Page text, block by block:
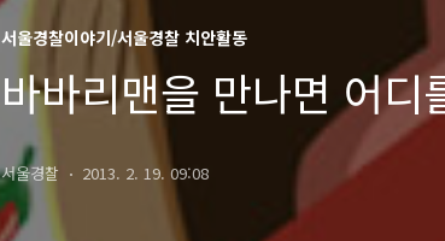
서울경찰이야기/서울경찰 치안활동
바바리맨을 만나면 어디
서울경찰 2013. 2. 19. 09:08